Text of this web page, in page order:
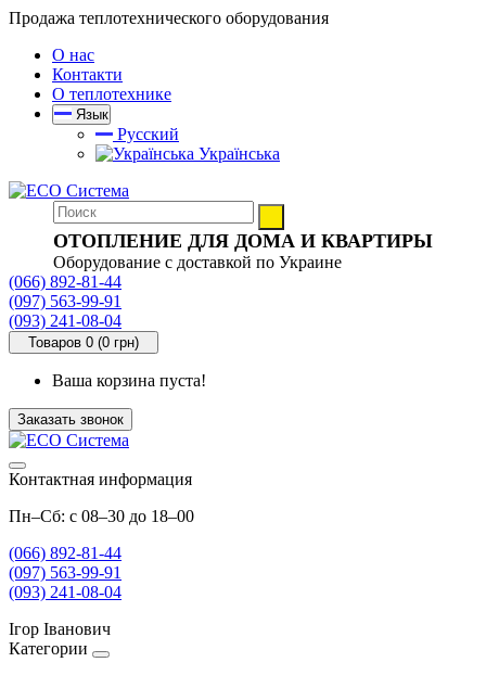
Продажа теплотехнического оборудования
О нас
Контакти
О теплотехнике
Язык
Русский
Українська
ОТОПЛЕНИЕ ДЛЯ ДОМА И КВАРТИРЫ
Оборудование с доставкой по Украине
(066) 892-81-44
(097) 563-99-91
(093) 241-08-04
Товаров 0 (0 грн)
Ваша корзина пуста!
Заказать звонок
Контактная информация
Пн–Сб: с 08–30 до 18–00
(066) 892-81-44
(097) 563-99-91
(093) 241-08-04
Ігор Іванович
Категории